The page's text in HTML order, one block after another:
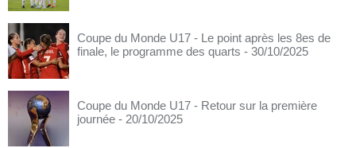
Coupe du Monde U17 - Le point après les 8es de
finale, le programme des quarts - 30/10/2025
Coupe du Monde U17 - Retour sur la première
journée - 20/10/2025